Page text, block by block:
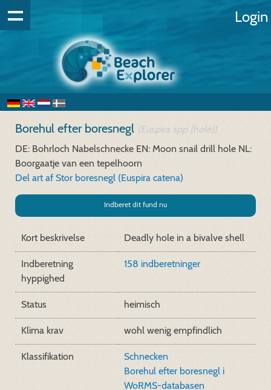
Login
Borehul efter boresnegl (Euspira spp (hole))
DE: Bohrloch Nabelschnecke EN: Moon snail drill hole NL:
Boorgaatje van een tepelhoorn
Del art af Stor boresnegl (Euspira catena)
Indberet dit fund nu
Kort beskrivelse Deadly hole in a bivalve shell
Indberetning
hyppighed
158 indberetninger
Status heimisch
Klima krav wohl wenig empfindlich
Klassifikation
Schnecken
Borehul efter boresnegl i
WoRMS-databasen